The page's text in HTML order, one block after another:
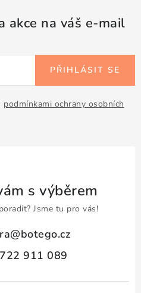
akce na váš e-mail
podmínkami ochrany osobních
PŘIHLÁSIT SE
s výběrem
Jsme tu pro vás!
@botego.cz
911 089